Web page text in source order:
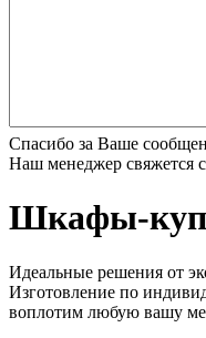
Спасибо за Ваше
Наш менеджер свяжется
Шкафы-
Идеальные решения от
Изготовление по
воплотим любую вашу